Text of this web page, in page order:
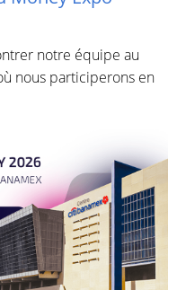
notre équipe au
nous participerons en